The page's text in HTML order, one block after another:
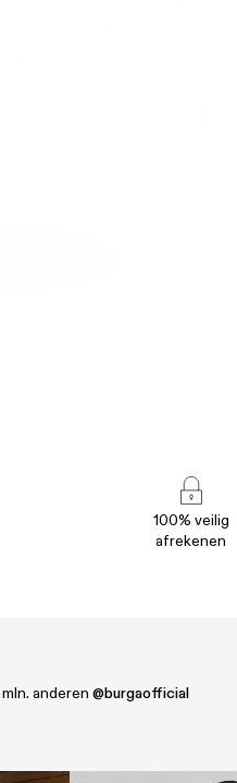
100% veilig
afrekenen
mln. anderen @burgaofficial